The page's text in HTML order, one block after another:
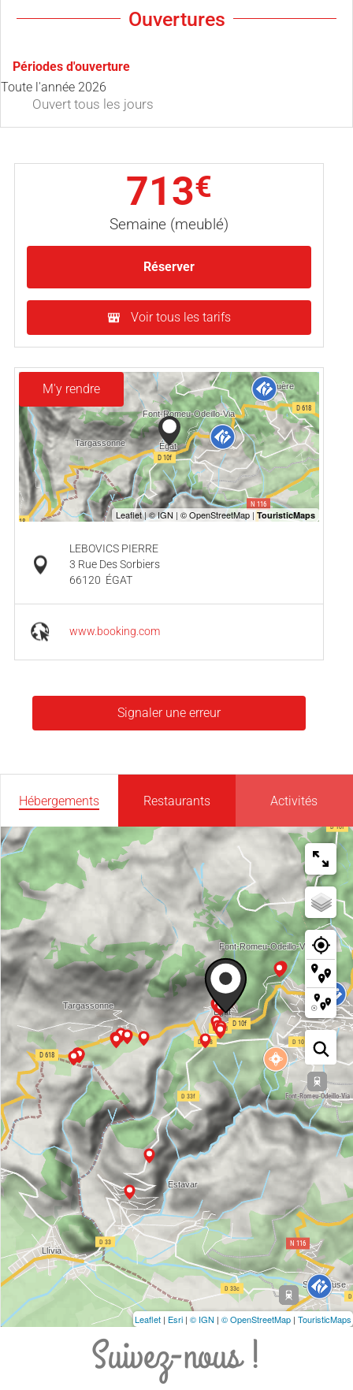
Ouvertures
Périodes d'ouverture
Toute l'année 2026
Ouvert tous les jours
713€
Semaine (meublé)
Réserver
Voir tous les tarifs
M'y rendre
LEBOVICS PIERRE
3 Rue Des Sorbiers
66120 ÉGAT
www.booking.com
Signaler une erreur
Hébergements Restaurants Activités
Leaflet | Esri | © IGN | © OpenStreetMap | TouristicMaps
Suivez-nous !